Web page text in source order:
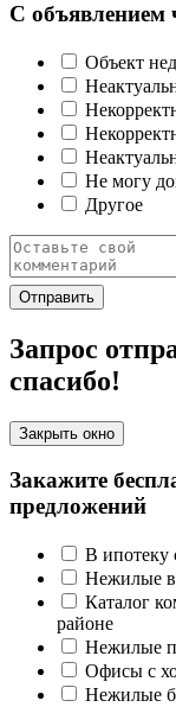
С объявлением
Объект
Не могу
Другое
Отправить
Запрос
спасибо!
Закрыть окно
Закажите
предложений
В ипотеку
Нежилые в
Каталог
районе
Нежилые
Офисы с
Нежилые